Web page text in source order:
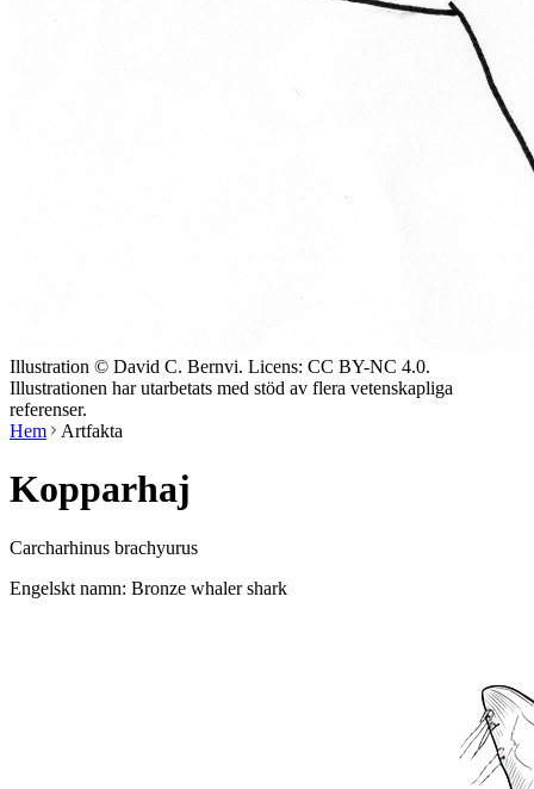
Illustration © David C. Bernvi. Licens: CC BY-NC 4.0.
Illustrationen har utarbetats med stöd av flera vetenskapliga
referenser.
Hem
Artfakta
Kopparhaj
Carcharhinus brachyurus
Engelskt namn: Bronze whaler shark